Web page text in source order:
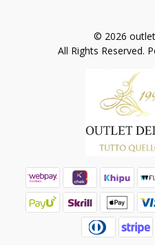
© 2026
All Rights Reserved.